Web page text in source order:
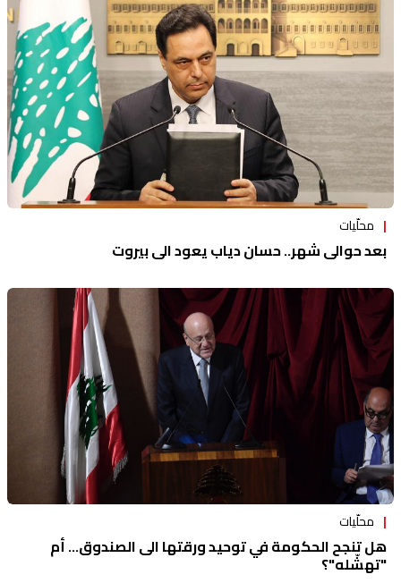
منوعات
محلّيات
بعد حوالي شهر.. حسان دياب يعود الى بيروت
محلّيات
هل تنجح الحكومة في توحيد ورقتها الى الصندوق... أم
"تهشّله"؟